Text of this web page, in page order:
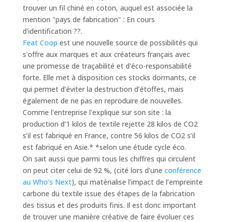
trouver un fil chiné en coton, auquel est associée la
mention "pays de fabrication" : En cours
d'identification ??.
Feat Coop est une nouvelle source de possibilités qui
s'offre aux marques et aux créateurs français avec
une promesse de traçabilité et d'éco-responsabilité
forte. Elle met à disposition ces stocks dormants, ce
qui permet d’éviter la destruction d’étoffes, mais
également de ne pas en reproduire de nouvelles.
Comme l'entreprise l'explique sur son site : la
production d’1 kilos de textile rejette 28 kilos de CO2
s’il est fabriqué en France, contre 56 kilos de CO2 s’il
est fabriqué en Asie.* *selon une étude cycle éco.
On sait aussi que parmi tous les chiffres qui circulent
on peut citer celui de 92 %, (cité lors d'une conférence
au Who's Next), qui matérialise l’impact de l’empreinte
carbone du textile issue des étapes de la fabrication
des tissus et des produits finis. Il est donc important
de trouver une manière créative de faire évoluer ces